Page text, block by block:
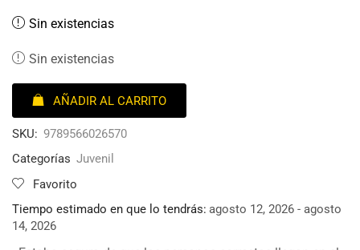
Sin existencias
Sin existencias
AÑADIR AL CARRITO
SKU: 9789566026570
Categorías Juvenil
Favorito
Tiempo estimado en que lo tendrás: agosto 12, 2026 - agosto
14, 2026